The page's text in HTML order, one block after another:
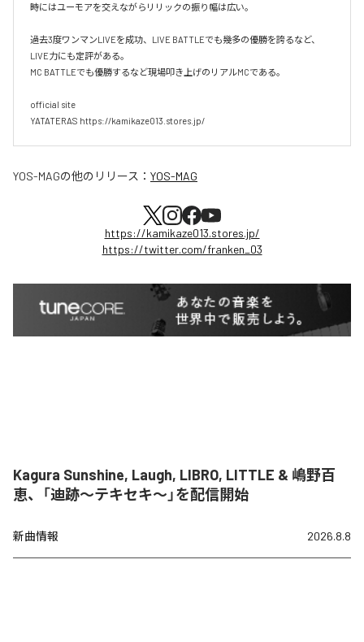
時にはユーモアを交えながらリリックの振り幅は広い。
過去3度ワンマンLIVEを成功、LIVE BATTLEでも幾多の優勝を誇るなど、
LIVE力にも定評がある。
MC BATTLEでも優勝するなど現場叩き上げのリアルMCである。
official site
YATATERAS https://kamikaze013.stores.jp/
YOS-MAGの他のリリース： YOS-MAG
https://kamikaze013.stores.jp/
https://twitter.com/franken_03
Kagura Sunshine, Laugh, LIBRO, LITTLE & 嶋野百
恵、「迪跡〜テキセキ〜」を配信開始
新曲情報 2026.8.8